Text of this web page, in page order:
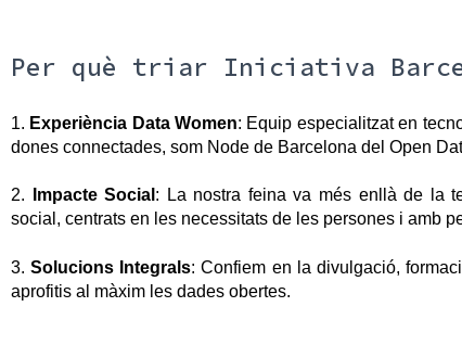
Per què triar Iniciativa
1. Experiència Data Women: Equip especialitzat en
dones connectades, som Node de Barcelona del Open
2. Impacte Social : La nostra feina va més enllà de la
social, centrats en les necessitats de les persones i amb
3.Solucions Integrals: Confiem en la divulgació,
aprofitis al màxim les dades obertes.